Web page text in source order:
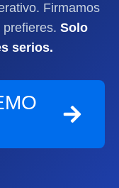
Firmamos
Solo
serios.